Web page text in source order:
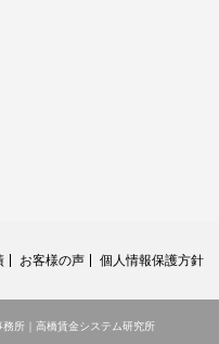
お客様の声 個人情報保護方針
所｜高橋賃金システム研究所